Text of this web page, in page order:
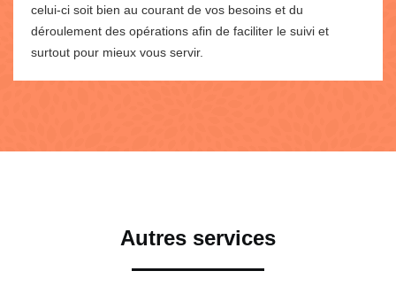
celui-ci soit bien au courant de vos besoins et du
déroulement des opérations afin de faciliter le suivi et
surtout pour mieux vous servir.
Autres services